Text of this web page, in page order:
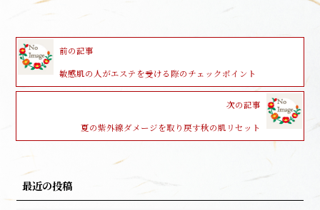
前の記事
敏感肌の人がエステを受ける際のチェックポイント
次の記事
夏の紫外線ダメージを取り戻す秋の肌リセット
最近の投稿